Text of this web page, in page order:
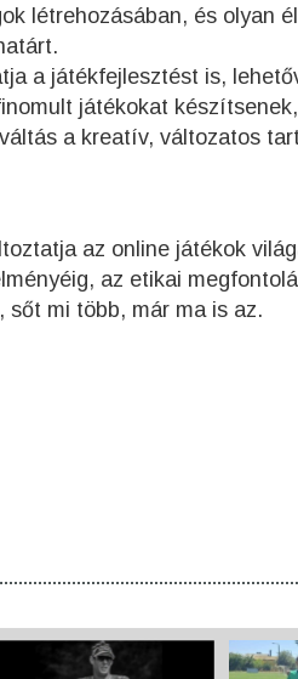
létrehozásában, és olyan
a játékfejlesztést is,
játékokat
a kreatív, változatos
az online játékok
az etikai
sőt mi több, már ma is az.